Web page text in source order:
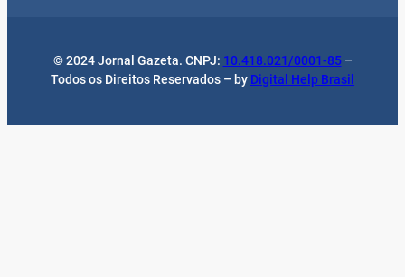
© 2024 Jornal Gazeta. CNPJ: 10.418.021/0001-85–
Todos os Direitos Reservados – by Digital Help Brasil